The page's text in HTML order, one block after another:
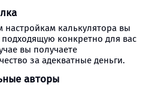
настройкам калькулятора вы
конкретно для вас
вы получаете
за адекватные деньги.
авторы